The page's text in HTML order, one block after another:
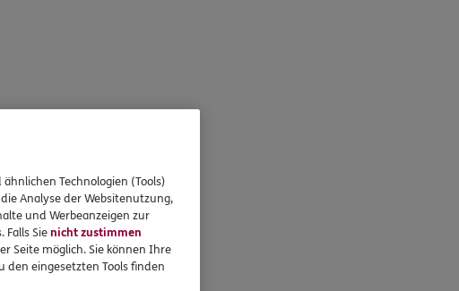
Technologien (Tools)
Analyse der Websitenutzung,
und Werbeanzeigen zur
Falls Sienicht zustimmen
Seite möglich. Sie können Ihre
den eingesetzten Tools finden